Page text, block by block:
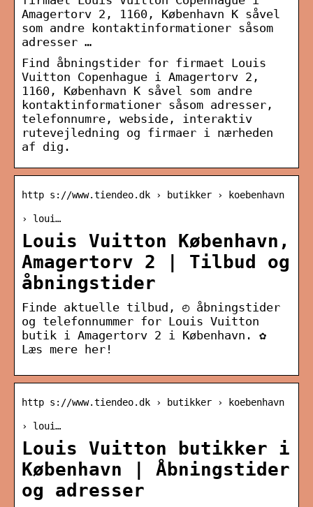
Amagertorv 2, 1160, København K såvel
som andre kontaktinformationer såsom
adresser …
Find åbningstider for firmaet Louis
Vuitton Copenhague i Amagertorv 2,
1160, København K såvel som andre
kontaktinformationer såsom adresser,
telefonnumre, webside, interaktiv
rutevejledning og firmaer i nærheden
af dig.
http s://www.tiendeo.dk › butikker › koebenhavn
› loui…
Louis Vuitton København,
Amagertorv 2 | Tilbud og
åbningstider
Finde aktuelle tilbud, ◴ åbningstider
og telefonnummer for Louis Vuitton
butik i Amagertorv 2 i København. ✿
Læs mere her!
http s://www.tiendeo.dk › butikker › koebenhavn
› loui…
Louis Vuitton butikker i
København | Åbningstider
og adresser